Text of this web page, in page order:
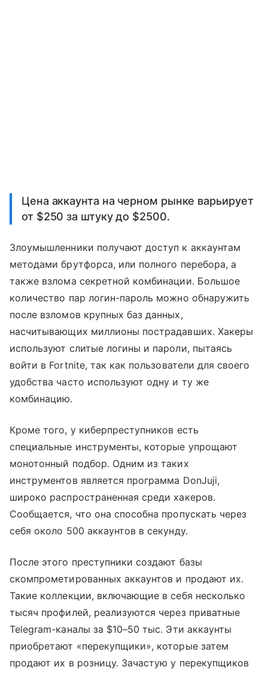
Цена аккаунта на черном рынке варьирует
от $250 за штуку до $2500.
Злоумышленники получают доступ к аккаунтам
методами брутфорса, или полного перебора, а
также взлома секретной комбинации. Большое
количество пар логин-пароль можно обнаружить
после взломов крупных баз данных,
насчитывающих миллионы пострадавших. Хакеры
используют слитые логины и пароли, пытаясь
войти в Fortnite, так как пользователи для своего
удобства часто используют одну и ту же
комбинацию.
Кроме того, у киберпреступников есть
специальные инструменты, которые упрощают
монотонный подбор. Одним из таких
инструментов является программа DonJuji,
широко распространенная среди хакеров.
Сообщается, что она способна пропускать через
себя около 500 аккаунтов в секунду.
После этого преступники создают базы
скомпрометированных аккаунтов и продают их.
Такие коллекции, включающие в себя несколько
тысяч профилей, реализуются через приватные
Telegram-каналы за $10–50 тыс. Эти аккаунты
приобретают «перекупщики», которые затем
продают их в розницу. Зачастую у перекупщиков